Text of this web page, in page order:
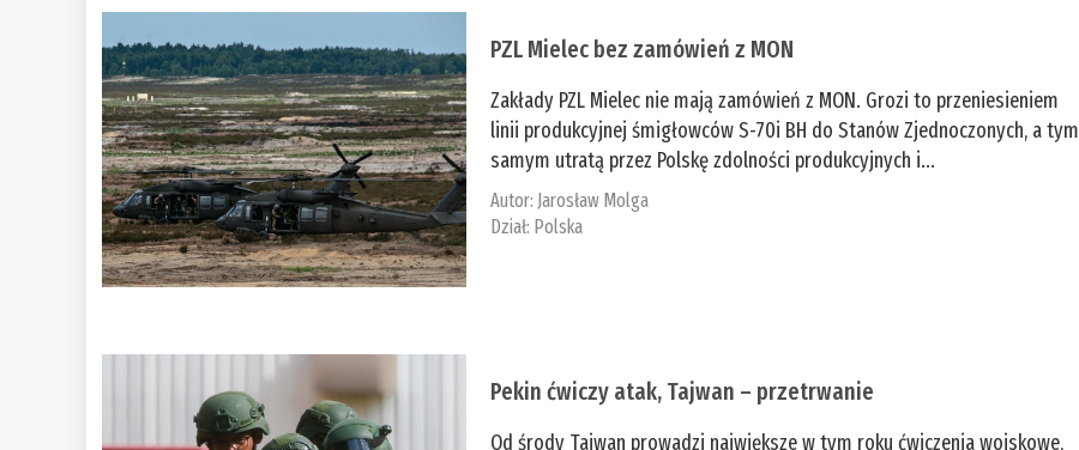
PZL Mielec bez zamówień z MON
Zakłady PZL Mielec nie mają zamówień z MON. Grozi to przeniesieniem
linii produkcyjnej śmigłowców S-70i BH do Stanów Zjednoczonych, a tym
samym utratą przez Polskę zdolności produkcyjnych i...
Autor: Jarosław Molga
Dział: Polska
Pekin ćwiczy atak, Tajwan – przetrwanie
Od środy Tajwan prowadzi największe w tym roku ćwiczenia wojskowe,